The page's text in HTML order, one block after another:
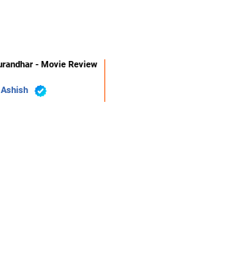
- Movie Review
Ashish